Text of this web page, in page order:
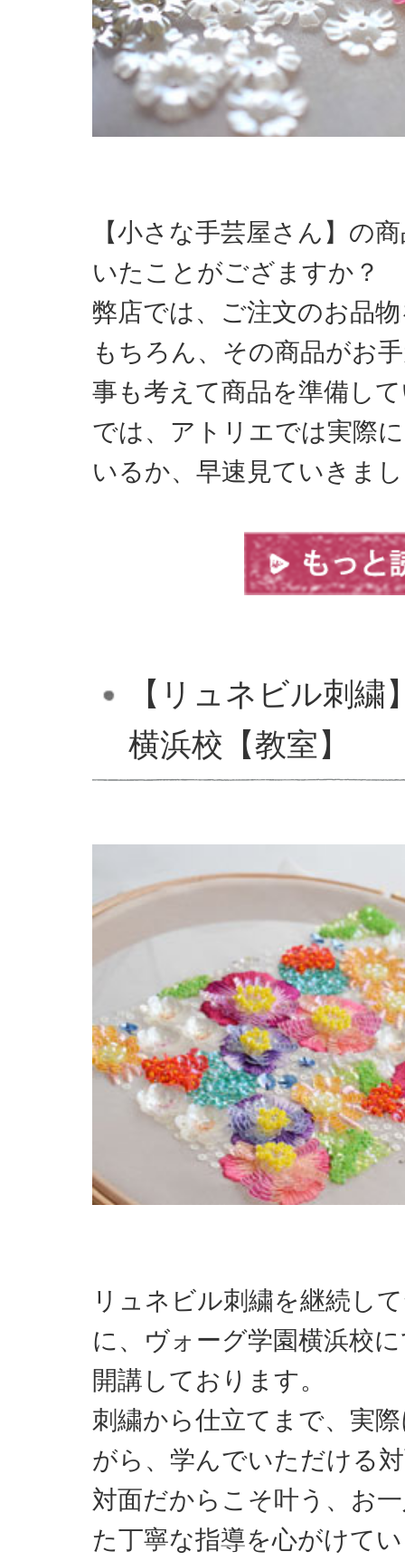
【小さな手芸屋さん】の
いたことがござますか？
弊店では、ご注文のお品
もちろん、その商品がお
事も考えて商品を準備し
では、アトリエでは実際
いるか、早速見ていきま
【リュネビル刺
横浜校【教室】
リュネビル刺繍を継続し
に、ヴォーグ学園横浜校
開講しております。
刺繍から仕立てまで、実
がら、学んでいただける
対面だからこそ叶う、お
た丁寧な指導を心がけて